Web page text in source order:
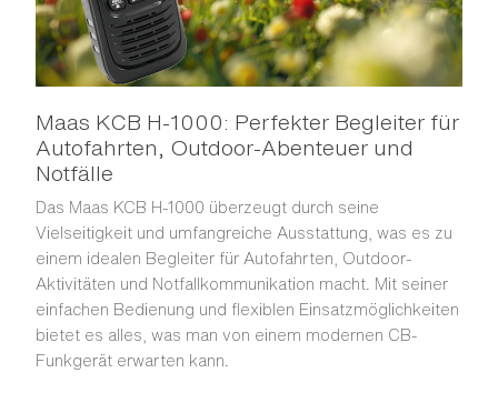
Maas KCB H-1000: Perfekter Begleiter für
Autofahrten, Outdoor-Abenteuer und
Notfälle
Das Maas KCB H-1000 überzeugt durch seine
Vielseitigkeit und umfangreiche Ausstattung, was es zu
einem idealen Begleiter für Autofahrten, Outdoor-
Aktivitäten und Notfallkommunikation macht. Mit seiner
einfachen Bedienung und flexiblen Einsatzmöglichkeiten
bietet es alles, was man von einem modernen CB-
Funkgerät erwarten kann.